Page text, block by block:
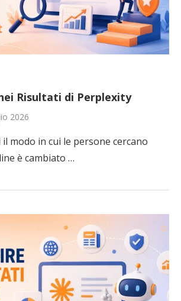
Risultati di Perplexity
2026
modo in cui le persone cercano
è cambiato …